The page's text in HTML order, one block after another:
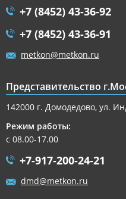
+7 (8452) 43-36-92
+7 (8452) 43-36-91
metkon@metkon.ru
Представительство
142000 г. Домодедово, ул.
Режим работы:
с 08.00-17.00
+7-917-200-24-21
dmd@metkon.ru